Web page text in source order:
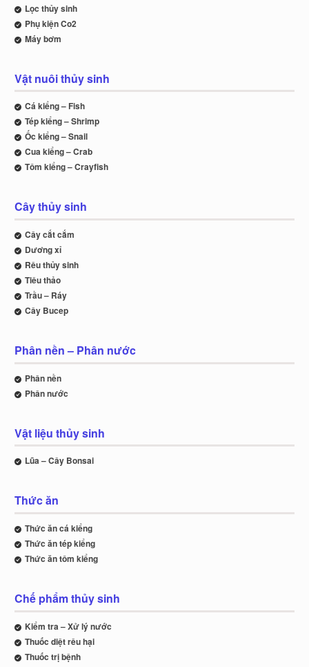
Lọc thủy sinh
Phụ kiện Co2
Máy bơm
Vật nuôi thủy sinh
Cá kiểng – Fish
Tép kiểng – Shrimp
Ốc kiểng – Snail
Cua kiểng – Crab
Tôm kiểng – Crayfish
Cây thủy sinh
Cây cắt cắm
Dương xỉ
Rêu thủy sinh
Tiêu thảo
Trầu – Ráy
Cây Bucep
Phân nền – Phân nước
Phân nền
Phân nước
Vật liệu thủy sinh
Lũa – Cây Bonsai
Thức ăn
Thức ăn cá kiểng
Thức ăn tép kiểng
Thức ăn tôm kiểng
Chế phẩm thủy sinh
Kiểm tra – Xử lý nước
Thuốc diệt rêu hại
Thuốc trị bệnh